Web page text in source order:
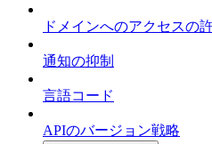
ドメインへのアクセスの
通知の抑制
言語コード
APIのバージョン戦略